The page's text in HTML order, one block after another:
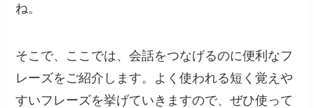
ね。
そこで、ここでは、会話をつなげるのに便利なフ
レーズをご紹介します。よく使われる短く覚えや
すいフレーズを挙げていきますので、ぜひ使って